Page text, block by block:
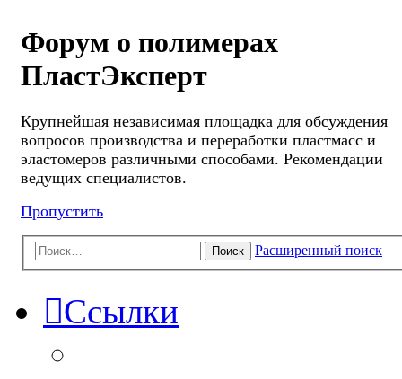
Форум о полимерах
ПластЭксперт
Крупнейшая независимая площадка для обсуждения
вопросов производства и переработки пластмасс и
эластомеров различными способами. Рекомендации
ведущих специалистов.
Пропустить
Поиск Расширенный поиск
Ссылки